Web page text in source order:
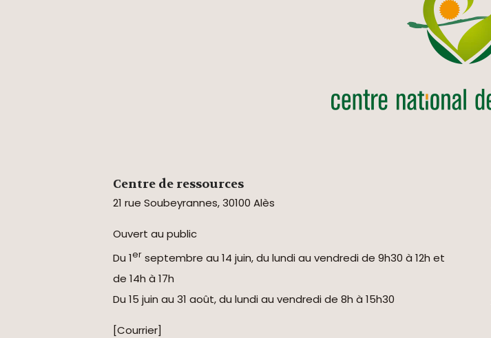
Centre de ressources
21 rue Soubeyrannes, 30100 Alès
Ouvert au public
Du 1er septembre au 14 juin, du lundi au vendredi de 9h30 à 12h et
de 14h à 17h
Du 15 juin au 31 août, du lundi au vendredi de 8h à 15h30
[Courrier]